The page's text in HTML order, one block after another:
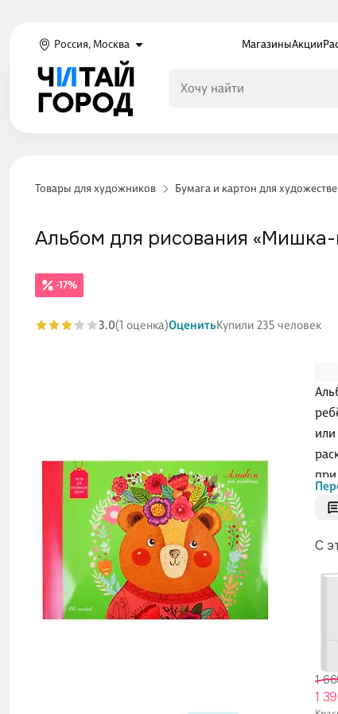
Россия, Москва МагазиныАкции
Товары для художников Бумага и картон для
С
1
1
-17%
Альбом для рисования
3.0(1 оценка)ОценитьКупили 235 человек